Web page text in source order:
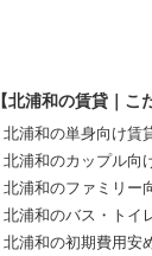
【北浦和の賃貸｜こ
北浦和の単身向け賃
北浦和のカップル向
北浦和のファミリー
北浦和のバス・トイ
北浦和の初期費用安